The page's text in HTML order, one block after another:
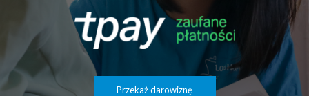
Przekaż darowiznę